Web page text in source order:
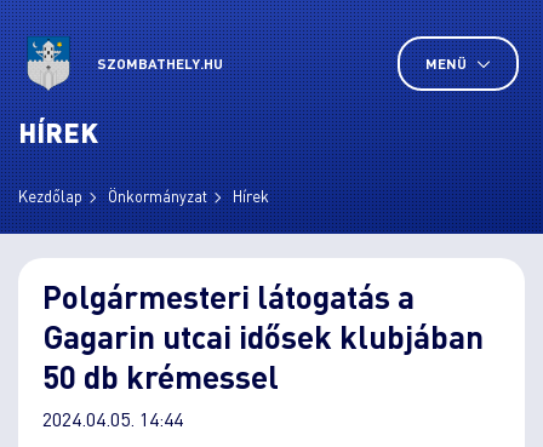
SZOMBATHELY.HU MENÜ
HÍREK
Kezdőlap Önkormányzat Hírek
Polgármesteri látogatás a
Gagarin utcai idősek klubjában
50 db krémessel
2024.04.05. 14:44